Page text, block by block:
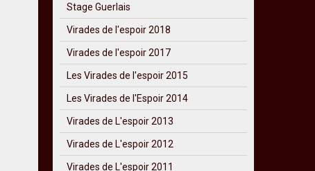
Stage Guerlais
Virades de l'espoir 2018
Virades de l'espoir 2017
Les Virades de l'espoir 2015
Les Virades de l'Espoir 2014
Virades de L'espoir 2013
Virades de L'espoir 2012
Virades de L'espoir 2011